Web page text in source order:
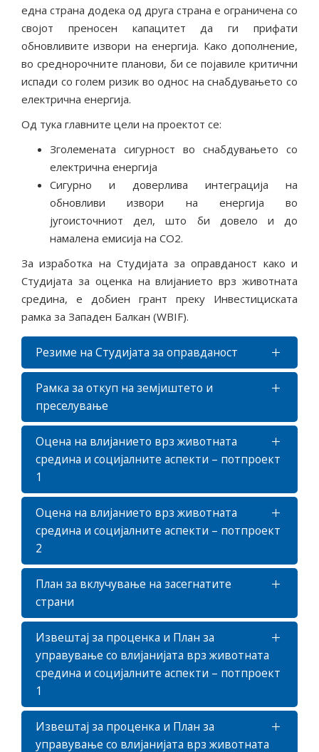
една страна додека од друга страна е ограничена со
својот преносен капацитет да ги прифати
обновливите извори на енергија. Како дополнение,
во среднорочните планови, би се појавиле критични
испади со голем ризик во однос на снабдувањето со
електрична енергија.
Од тука главните цели на проектот се:
Зголемената сигурност во снабдувањето со
електрична енергија
Сигурно и доверлива интеграција на
обновливи извори на енергија во
југоисточниот дел, што би довело и до
намалена емисија на CO2.
За изработка на Студијата за оправданост како и
Студијата за оценка на влијанието врз животната
средина, е добиен грант преку Инвестициската
рамка за Западен Балкан (WBIF).
Резиме на Студијата за оправданост
Рамка за откуп на земјиштето и
преселување
Оцена на влијанието врз животната
средина и социјалните аспекти – потпроект
1
Оцена на влијанието врз животната
средина и социјалните аспекти – потпроект
2
План за вклучување на засегнатите
страни
Извештај за проценка и План за
управување со влијанијата врз животната
средина и социјалните аспекти – потпроект
1
Извештај за проценка и План за
управување со влијанијата врз животната